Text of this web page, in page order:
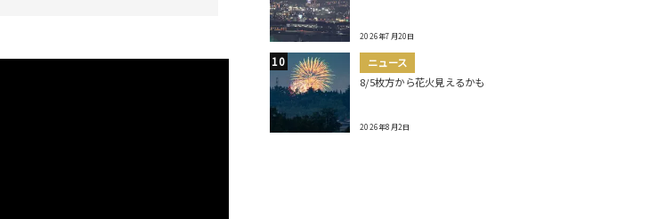
2026年7月20日
ニュース
8/5枚方から花火見えるかも
2026年8月2日